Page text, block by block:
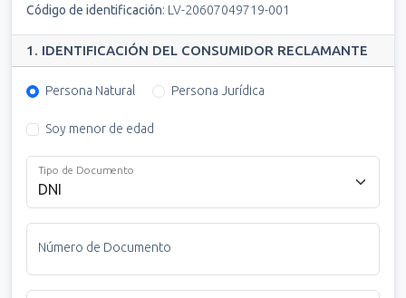
Código de identificación: LV-20607049719-001
1. IDENTIFICACIÓN DEL CONSUMIDOR RECLAMANTE
Persona Natural Persona Jurídica
Soy menor de edad
Tipo de Documento
Número de Documento